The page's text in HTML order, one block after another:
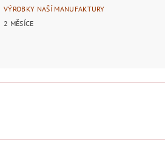
VÝROBKY NAŠÍ MANUFAKTURY
2 MĚSÍCE